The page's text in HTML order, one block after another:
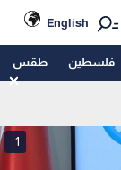
English
فلسطين طقس
1